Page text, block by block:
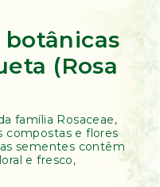
botânicas
(Rosa
família Rosaceae,
compostas e flores
sementes contêm
e fresco,